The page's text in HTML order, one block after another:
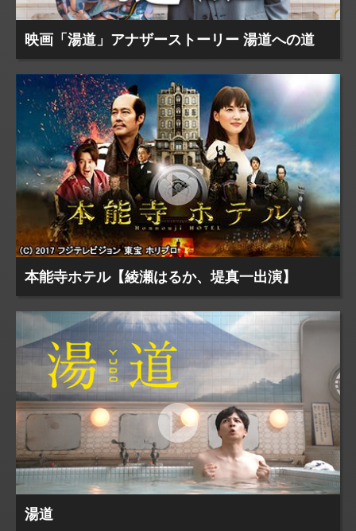
映画「湯道」アナザーストーリー 湯道への道
本能寺ホテル【綾瀬はるか、堤真一出演】
湯道